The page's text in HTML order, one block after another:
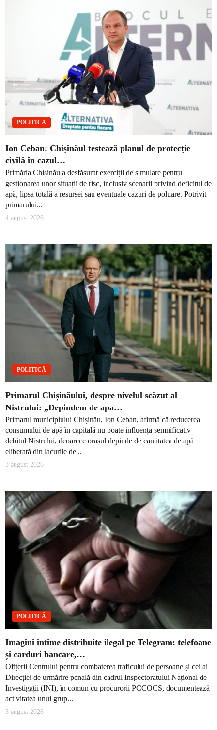
POLITICĂ
Ion Ceban: Chișinăul testează planul de protecție
civilă în cazul…
Primăria Chișinău a desfășurat exerciții de simulare pentru
gestionarea unor situații de risc, inclusiv scenarii privind deficitul de
apă, lipsa totală a resursei sau eventuale cazuri de poluare. Potrivit
primarului...
4 august 2026
POLITICĂ
Primarul Chișinăului, despre nivelul scăzut al
Nistrului: „Depindem de apa…
Primarul municipiului Chișinău, Ion Ceban, afirmă că reducerea
consumului de apă în capitală nu poate influența semnificativ
debitul Nistrului, deoarece orașul depinde de cantitatea de apă
eliberată din lacurile de...
3 august 2026
POLITICĂ
Imagini intime distribuite ilegal pe Telegram: telefoane
și carduri bancare,…
Ofițerii Centrului pentru combaterea traficului de persoane și cei ai
Direcției de urmărire penală din cadrul Inspectoratului Național de
Investigații (INI), în comun cu procurorii PCCOCS, documentează
activitatea unui grup...
3 august 2026